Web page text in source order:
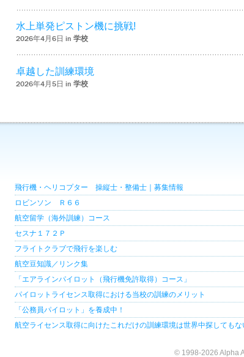
水上単発ピストン機に挑戦!
2026年4月6日 in 学校
卓越した訓練環境
2026年4月5日 in 学校
飛行機・ヘリコプター 操縦士・整備士｜募集情報
ロビンソン Ｒ６６
航空留学（海外訓練）コース
セスナ１７２Ｐ
フライトクラブで飛行を楽しむ
航空豆知識／リンク集
「エアラインパイロット（飛行機免許取得）コース」
パイロットライセンス取得における当校の訓練のメリット
「公務員パイロット」を養成中！
航空ライセンス取得に向けたこれだけの訓練環境は世界中探してもな
© 1998-2026 Alpha